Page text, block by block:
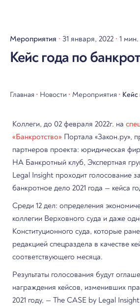
Мероприятия 31 января, 2022 1 мин.
Кейс года по
Главная • Новости • Мероприятия • Кейс
Коллеги, до 02 февраля 2022г. на
«Банкротство» Портала «Закон.ру»,
партнеров проекта: юридическая
НА Банкротный клуб, Экспертная
Legal Insight проходит голосование
банкротное дело 2021 года — кейса
Среди 12 дел: определения
коллегии Верховного суда и даже
Конституционного суда, которые
редакцией спецраздела в качестве
соответствующего месяца.
Результаты голосования будут
награждения кейсов, изменивших
2021 году, — The CASE by Legal